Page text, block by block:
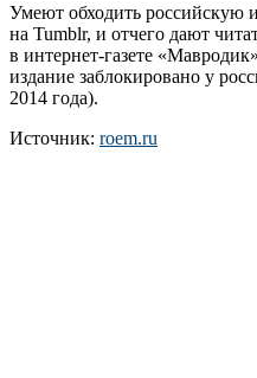
Умеют обходить российскую
на Tumblr, и отчего дают
в интернет-газете
издание заблокировано у
2014 года).
Источник: roem.ru